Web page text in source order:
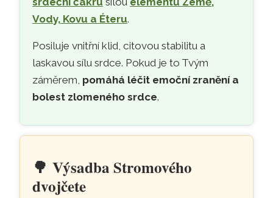
Vody, Kovu a Éteru.
Posiluje vnitřní klid, citovou stabilitu a
laskavou sílu srdce. Pokud je to Tvým
záměrem, pomáhá léčit emoční zranění a
bolest zlomeného srdce.
🌳Výsadba Stromového
dvojčete